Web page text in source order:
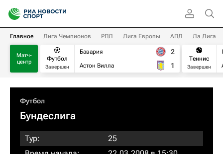
Главное Лига Чемпионов РПЛ Лига Европы АПЛ Ла Лига
Матч-
центр
Футбол
Завершен
Бавария
Астон Вилла
2
1
Теннис
Завершен
Футбол
Бундеслига
Тур:
25